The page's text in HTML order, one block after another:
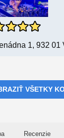
1, 932 01
VŠETKY
Recenzie